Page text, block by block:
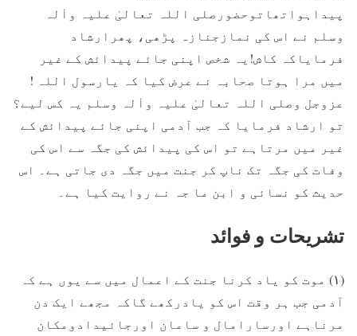
پیداہواتھاتوحضورصلی اللہ تعالیٰ علیہ واٰلہ
وسلم نے اس کی نمازجنازہ پڑھی، پھرارشاد
فرمایاکہ کاش!یہ شخص اپنی جائے پیدائش کے غیر
میں مرا ہوتا صحابہ نے عرض کیا کہ یارسول اللہ !
عزوجل وصلی اللہ تعالیٰ علیہ واٰلہ وسلم یہ کس لیے؟
تو ارشاد فرمایا کہ جب آدمی اپنی جائے پیدائش کے
غیر میں مرتاہے تو اس کی پیدائش کی جگہ سے اس کی
وفات کی جگہ تک ناپ کر جنت میں جگہ دی جاتی ہے۔ اس
حدیث کو نسائی و ابن ما جہ نے روایت کیا ہے۔
تشریحات و فوائد
(۱) موت کو یاد کرنا جنت کے اعمال میں سے یوں ہے کہ
آدمی جب ہر وقت اس کو یادرکھے گاکہ مجھے ایک دن
مرناہے اورسارامال و سامان اورجائیدادومکان